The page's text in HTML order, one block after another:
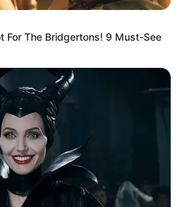
For The Bridgertons! 9 Must-See